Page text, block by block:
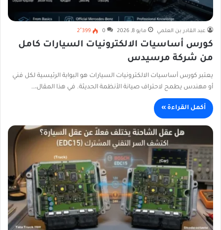
عبد القادر بن العلمي مايو 8, 2026 0 2٬399
كورس أساسيات الالكترونيات السيارات كامل
من شركة مرسيدس
يعتبر كورس أساسيات الالكترونيات السيارات هو البوابة الرئيسية لكل فني
أو مهندس يطمح لاحتراف صيانة الأنظمة الحديثة. في هذا المقال،…
أكمل القراءة »